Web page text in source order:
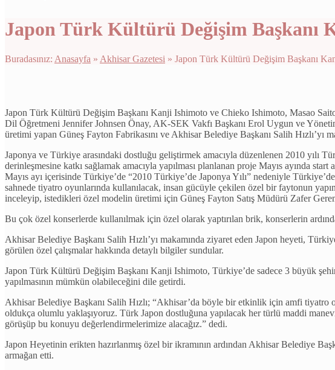
Japon Türk Kültürü Değişim Başkanı
Buradasınız: Anasayfa » Akhisar Gazetesi » Japon Türk Kültürü Değişim Başkanı
Japon Türk Kültürü Değişim Başkanı Kanji Ishimoto ve Chieko Ishimoto, Masao
Dil Öğretmeni Jennifer Johnsen Önay, AK-SEK Vakfı Başkanı Erol Uygun ve
üretimi yapan Güneş Fayton Fabrikasını ve Akhisar Belediye Başkanı Salih Hızlı’yı
Japonya ve Türkiye arasındaki dostluğu geliştirmek amacıyla düzenlenen 2010 yılı
derinleşmesine katkı sağlamak amacıyla yapılması planlanan proje Mayıs ayında start
Mayıs ayı içerisinde Türkiye’de “2010 Türkiye’de Japonya Yılı” nedeniyle
sahnede tiyatro oyunlarında kullanılacak, insan gücüyle çekilen özel bir faytonun
inceleyip, istedikleri özel modelin üretimi için Güneş Fayton Satış Müdürü Zafer Geren
Bu çok özel konserlerde kullanılmak için özel olarak yaptırılan brik, konserlerin
Akhisar Belediye Başkanı Salih Hızlı’yı makamında ziyaret eden Japon heyeti,
görülen özel çalışmalar hakkında detaylı bilgiler sundular.
Japon Türk Kültürü Değişim Başkanı Kanji Ishimoto, Türkiye’de sadece 3 büyük
yapılmasının mümkün olabileceğini dile getirdi.
Akhisar Belediye Başkanı Salih Hızlı; “Akhisar’da böyle bir etkinlik için amfi
oldukça olumlu yaklaşıyoruz. Türk Japon dostluğuna yapılacak her türlü maddi
görüşüp bu konuyu değerlendirmelerimize alacağız.” dedi.
Japon Heyetinin erikten hazırlanmış özel bir ikramının ardından Akhisar Belediye
armağan etti.